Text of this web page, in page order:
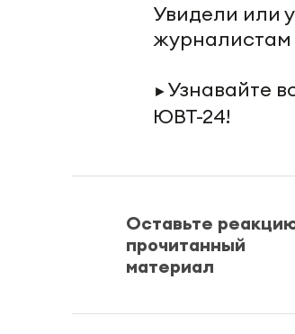
Увидели или
► Узнавайте
ЮВТ-24!
Оставьте
прочитанный
материал